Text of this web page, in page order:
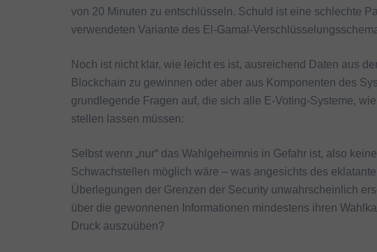
von 20 Minuten zu entschlüsseln. Schuld ist eine schlechte
verwendeten Variante des El-Gamal-
Noch ist nicht klar, wie leicht es ist, ausreichend Daten aus
Blockchain zu gewinnen oder aber aus Komponenten des
grundlegende Fragen auf, die sich alle E-Voting-Systeme,
stellen lassen müssen:
Selbst wenn „nur“ das Wahlgeheimnis in Gefahr ist, also
Schwachstellen möglich wäre – was angesichts des
Überlegungen der Grenzen der Security unwahrscheinlich
über die gewonnenen Informationen mindestens ihren
Druck auszuüben?